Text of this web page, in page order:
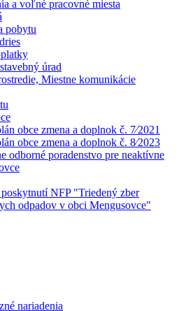
a voľné pracovné miesta
pobytu
úrad
Miestne komunikácie
obce zmena a doplnok č. 7⁄2021
obce zmena a doplnok č. 8⁄2023
odborné poradenstvo pre neaktívne
NFP "Triedený zber
odpadov v obci Mengusovce"
nariadenia